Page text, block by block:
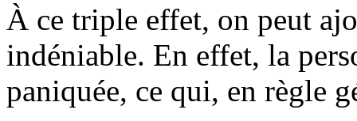
À ce triple effet, on peut
indéniable. En effet, la
paniquée, ce qui, en règle